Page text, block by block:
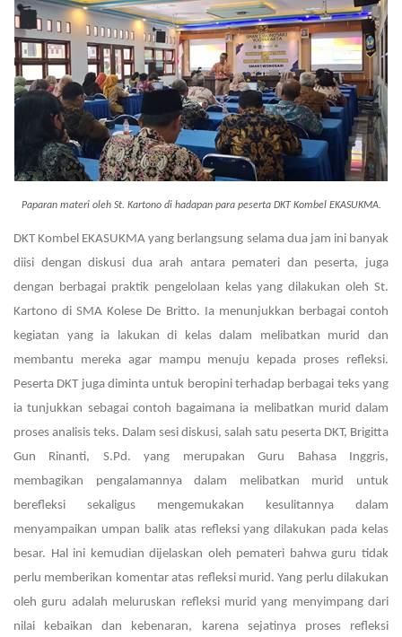
Paparan materi oleh St. Kartono di hadapan para peserta DKT Kombel EKASUKMA.
DKT Kombel EKASUKMA yang berlangsung selama dua jam ini banyak
diisi dengan diskusi dua arah antara pemateri dan peserta, juga
dengan berbagai praktik pengelolaan kelas yang dilakukan oleh St.
Kartono di SMA Kolese De Britto. Ia menunjukkan berbagai contoh
kegiatan yang ia lakukan di kelas dalam melibatkan murid dan
membantu mereka agar mampu menuju kepada proses refleksi.
Peserta DKT juga diminta untuk beropini terhadap berbagai teks yang
ia tunjukkan sebagai contoh bagaimana ia melibatkan murid dalam
proses analisis teks. Dalam sesi diskusi, salah satu peserta DKT, Brigitta
Gun Rinanti, S.Pd. yang merupakan Guru Bahasa Inggris,
membagikan pengalamannya dalam melibatkan murid untuk
berefleksi sekaligus mengemukakan kesulitannya dalam
menyampaikan umpan balik atas refleksi yang dilakukan pada kelas
besar. Hal ini kemudian dijelaskan oleh pemateri bahwa guru tidak
perlu memberikan komentar atas refleksi murid. Yang perlu dilakukan
oleh guru adalah meluruskan refleksi murid yang menyimpang dari
nilai kebaikan dan kebenaran, karena sejatinya proses refleksi